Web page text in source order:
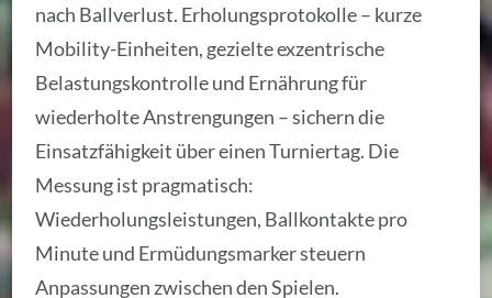
nach Ballverlust. Erholungsprotokolle – kurze
Mobility-Einheiten, gezielte exzentrische
Belastungskontrolle und Ernährung für
wiederholte Anstrengungen – sichern die
Einsatzfähigkeit über einen Turniertag. Die
Messung ist pragmatisch:
Wiederholungsleistungen, Ballkontakte pro
Minute und Ermüdungsmarker steuern
Anpassungen zwischen den Spielen.